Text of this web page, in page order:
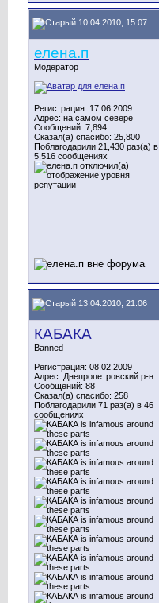
10.04.2010, 15:07
елена.п
Модератор
Регистрация: 17.06.2009
Адрес: на самом севере
Сообщений: 7,894
Сказал(а) спасибо: 25,800
Поблагодарили 21,430 раз(а) в
5,516 сообщениях
13.04.2010, 21:06
КАБАКА
Banned
Регистрация: 08.02.2009
Адрес: Днепропетровский р-н
Сообщений: 88
Сказал(а) спасибо: 258
Поблагодарили 71 раз(а) в 46
сообщениях